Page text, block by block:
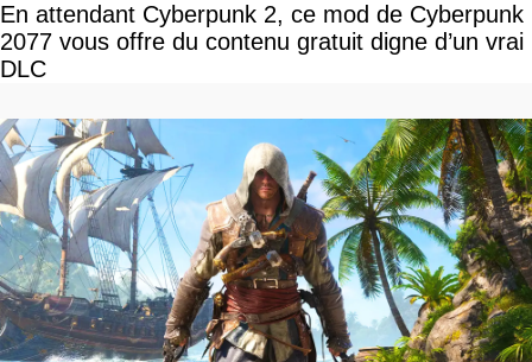
En attendant Cyberpunk 2, ce mod de Cyberpunk
2077 vous offre du contenu gratuit digne d’un vrai
DLC